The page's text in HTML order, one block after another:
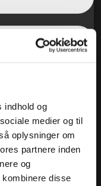
indhold og
medier og til
oplysninger om
partnere inden
og
disse